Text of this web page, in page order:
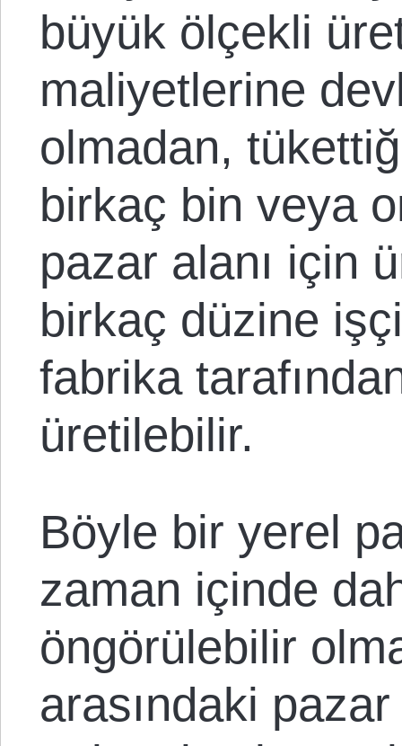
büyük ölçekli
maliyetlerine
olmadan,
birkaç bin veya
pazar alanı için
birkaç düzine
fabrika
üretilebilir.
Böyle bir yerel
zaman içinde
öngörülebilir
arasındaki